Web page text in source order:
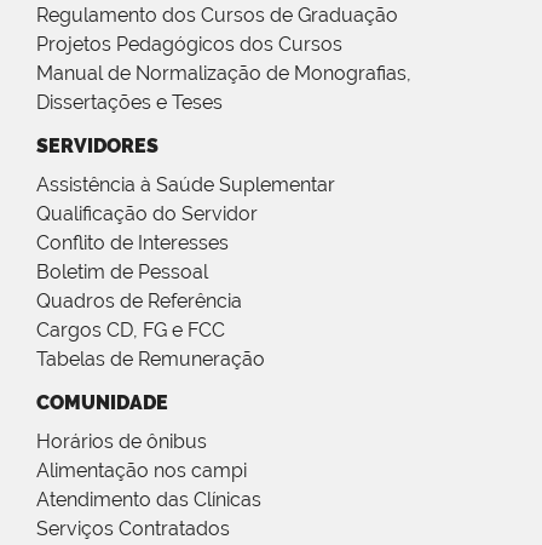
Regulamento dos Cursos de Graduação
Projetos Pedagógicos dos Cursos
Manual de Normalização de Monografias,
Dissertações e Teses
SERVIDORES
Assistência à Saúde Suplementar
Qualificação do Servidor
Conflito de Interesses
Boletim de Pessoal
Quadros de Referência
Cargos CD, FG e FCC
Tabelas de Remuneração
COMUNIDADE
Horários de ônibus
Alimentação nos campi
Atendimento das Clínicas
Serviços Contratados